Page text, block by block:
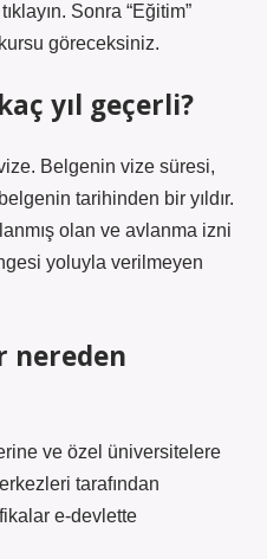
Sonra “Eğitim”
göreceksiniz.
yıl geçerli?
Belgenin vize süresi,
tarihinden bir yıldır.
olan ve avlanma izni
yoluyla verilmeyen
nereden
ve özel üniversitelere
tarafından
e-devlette